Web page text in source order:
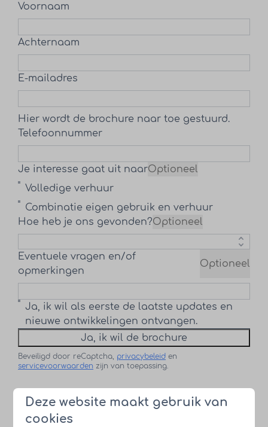
Voornaam
Achternaam
E-mailadres
Hier wordt de brochure naar toe gestuurd.
Telefoonnummer
Je interesse gaat uit naarOptioneel
Volledige verhuur
Combinatie eigen gebruik en verhuur
Hoe heb je ons gevonden?Optioneel
Eventuele vragen en/of
opmerkingen
Optioneel
Ja, ik wil als eerste de laatste updates en
nieuwe ontwikkelingen ontvangen.
Ja, ik wil de brochure
Beveiligd door reCaptcha, privacybeleid en
servicevoorwaarden zijn van toepassing.
Profiteer nu van onze tijdelijke
Deze website maakt gebruik van
cookies